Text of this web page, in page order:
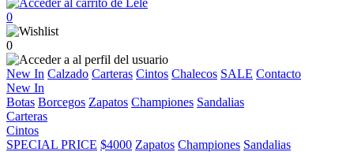
0
0
New In Calzado Carteras Cintos Chalecos SALE Contacto
New In
Botas Borcegos Zapatos Championes Sandalias
Carteras
Cintos
SPECIAL PRICE $4000 Zapatos Championes Sandalias